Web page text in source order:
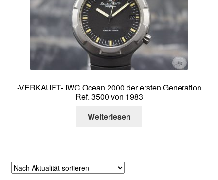
-VERKAUFT- IWC Ocean 2000 der ersten Generation
Ref. 3500 von 1983
Weiterlesen